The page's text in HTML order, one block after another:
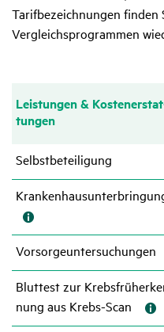
Tarifbezeichnungen finden
Vergleichsprogrammen
Leis­tungen &
tungen
Selbst­be­tei­li­gung
Vorsor­ge­un­ter­su­chungen
Blut­test zur
nung aus Krebs-Scan